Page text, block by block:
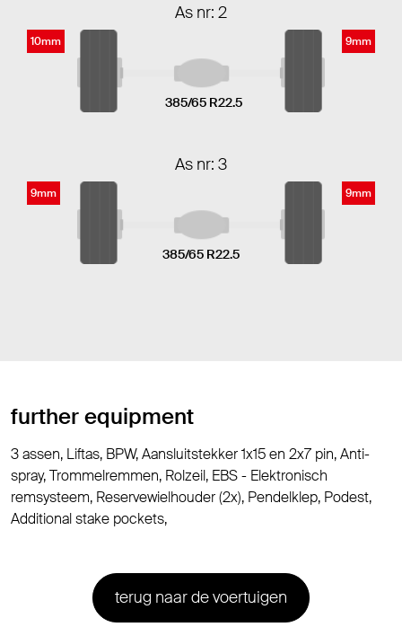
As nr: 2
10mm
385/65 R22.5
9mm
As nr: 3
9mm
385/65 R22.5
9mm
further equipment
3 assen, Liftas, BPW, Aansluitstekker 1x15 en 2x7 pin, Anti-
spray, Trommelremmen, Rolzeil, EBS - Elektronisch
remsysteem, Reservewielhouder (2x), Pendelklep, Podest,
Additional stake pockets,
terug naar de voertuigen